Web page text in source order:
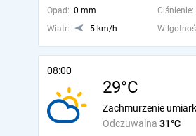
Opad: 0 mm Ciśnienie:
Wiatr:
5 km/h
08:00
29°C
Odczuwalna 31°C
Zachmurzenie